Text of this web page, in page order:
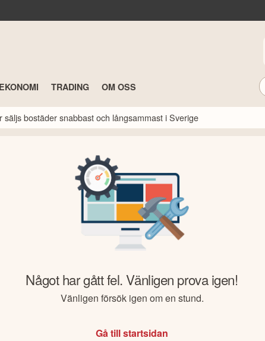
TRADING OM OSS
säljs bostäder snabbast och långsammast i Sverige
Något har gått fel. Vänligen prova igen!
Vänligen försök igen om en stund.
Gå till startsidan